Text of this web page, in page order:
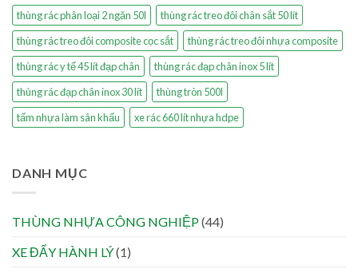
thùng rác phân loại 2 ngăn 50l
thùng rác treo đôi chân sắt 50 lít
thùng rác treo đôi composite cọc sắt
thùng rác treo đôi nhựa composite
thùng rác y tế 45 lít đạp chân
thùng rác đạp chân inox 5 lít
thùng rác đạp chân inox 30 lít
thùng tròn 500l
tấm nhựa làm sân khấu
xe rác 660 lít nhựa hdpe
DANH MỤC
THÙNG NHỰA CÔNG NGHIỆP(44)
XE ĐẨY HÀNH LÝ(1)